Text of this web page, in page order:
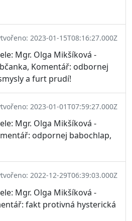
2023-01-15T08:16:27.000Z
Mgr. Olga Mikšíková -
Komentář: odbornej
a furt prudí!
2023-01-01T07:59:27.000Z
Mgr. Olga Mikšíková -
odpornej babochlap,
2022-12-29T06:39:03.000Z
Mgr. Olga Mikšíková -
fakt protivná hysterická